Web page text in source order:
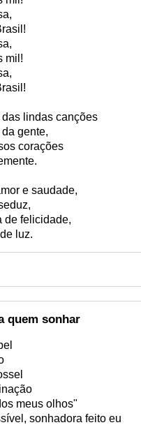
mil!
lindas canções
gente,
corações
e saudade,
de felicidade,
luz.
quem sonhar
meus olhos"
sonhadora feito eu